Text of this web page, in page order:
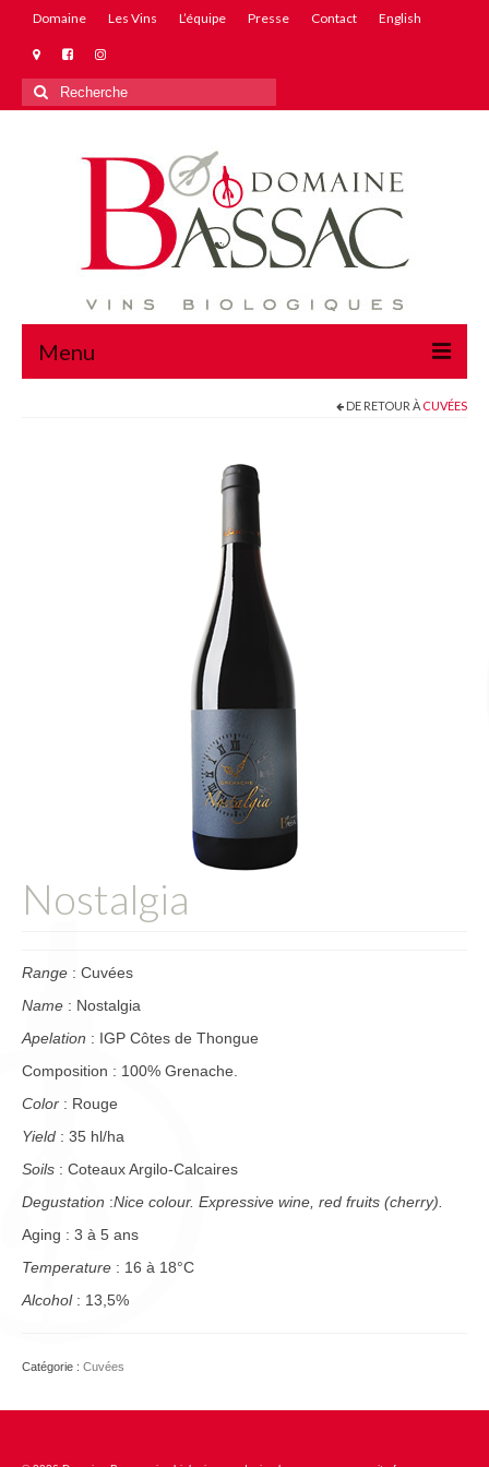
Domaine Les Vins L’équipe Presse Contact English
Rechercher
:
Menu
DE RETOUR À CUVÉES
Nostalgia
Range : Cuvées
Name : Nostalgia
Apelation : IGP Côtes de Thongue
Composition : 100% Grenache.
Color : Rouge
Yield : 35 hl/ha
Soils : Coteaux Argilo-Calcaires
Degustation :Nice colour. Expressive wine, red fruits (cherry).
Aging : 3 à 5 ans
Temperature : 16 à 18°C
Alcohol : 13,5%
Catégorie : Cuvées